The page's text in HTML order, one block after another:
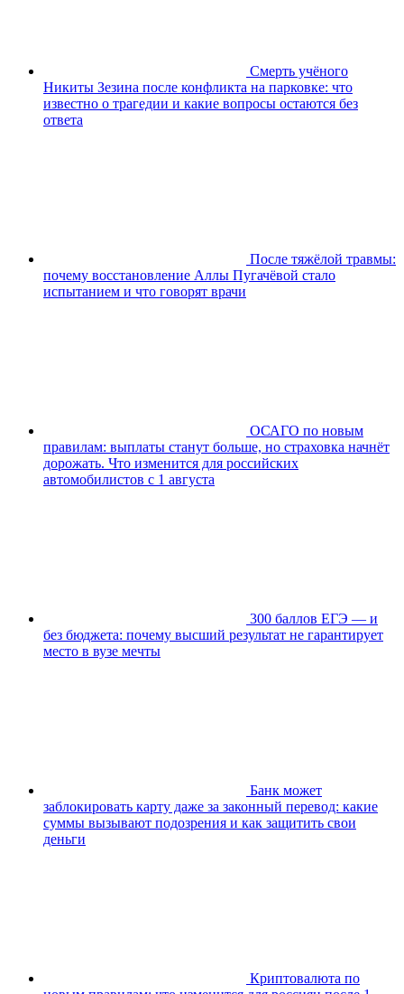
Смерть учёного
Никиты Зезина после конфликта на парковке: что
известно о трагедии и какие вопросы остаются без
ответа
После тяжёлой травмы:
почему восстановление Аллы Пугачёвой стало
испытанием и что говорят врачи
ОСАГО по новым
правилам: выплаты станут больше, но страховка начнёт
дорожать. Что изменится для российских
автомобилистов с 1 августа
300 баллов ЕГЭ — и
без бюджета: почему высший результат не гарантирует
место в вузе мечты
Банк может
заблокировать карту даже за законный перевод: какие
суммы вызывают подозрения и как защитить свои
деньги
Криптовалюта по